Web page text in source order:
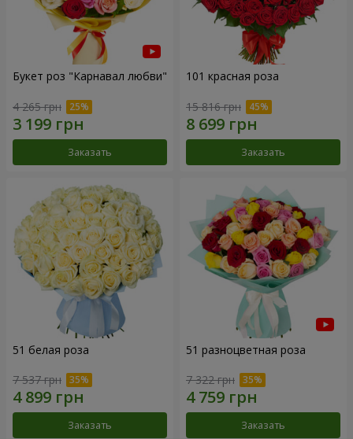
Букет роз "Карнавал любви"
4 265 грн
Заказать
101 красная роза
15 816 грн
Заказать
51 белая роза
7 537 грн
Заказать
51 разноцветная роза
7 322 грн
Заказать